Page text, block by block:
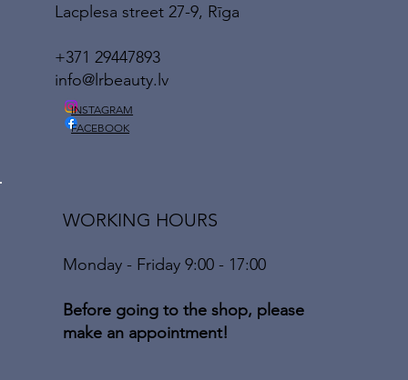
Lacplesa street 27-9, Rīga
+371 29447893
info@lrbeauty.lv
INSTAGRAM
FACEBOOK
WORKING HOURS
Monday - Friday 9:00 - 17:00
Before going to the shop, please
make an appointment!